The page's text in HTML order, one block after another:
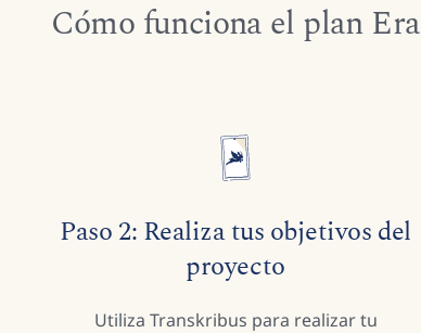
Cómo funciona el plan Era
Paso 2: Realiza tus objetivos del
proyecto
Utiliza Transkribus para realizar tu